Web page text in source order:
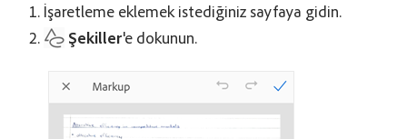
İşaretleme eklemek istediğiniz sayfaya gidin.
Şekiller'e dokunun.